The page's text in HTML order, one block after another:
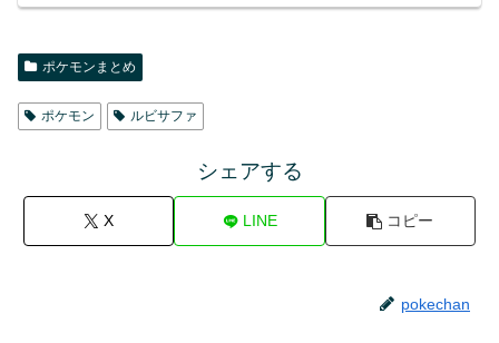
ポケモンまとめ
ポケモン ルビサファ
シェアする
X LINE コピー
pokechan